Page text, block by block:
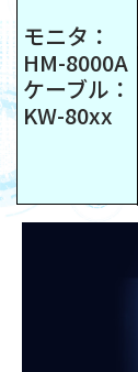
モニタ：
HM-8000A
ケーブル：
KW-80xx